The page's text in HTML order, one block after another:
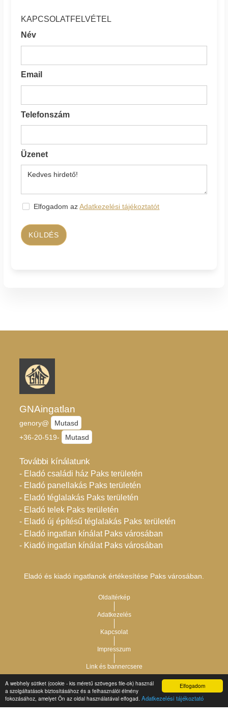
Elfogadom
A webhely sütiket (cookie - kis méretű szöveges file-ok) használ
a szolgáltatások biztosításához és a felhasználói élmény
fokozásához, amelyet Ön az oldal használatával elfogad. Adatkezelési tájékoztató
KAPCSOLATFELVÉTEL
Név
Email
Telefonszám
Üzenet
Elfogadom azAdatkezelési tájékoztatót
KÜLDÉS
GNAingatlan
genory@
Mutasd
+36-20-519-
Mutasd
További kínálatunk
- Eladó családi ház Paks területén
- Eladó panellakás Paks területén
- Eladó téglalakás Paks területén
- Eladó telek Paks területén
- Eladó új építésű téglalakás Paks területén
- Eladó ingatlan kínálat Paks városában
- Kiadó ingatlan kínálat Paks városában
Eladó és kiadó ingatlanok értékesítése Paks városában.
Oldaltérkép
Adatkezelés
Kapcsolat
Impresszum
Link és bannercsere
Copyright © 2021.Vár-Köz Kft. - Ingatlan nyilvántartó, ügyviteli és
adminisztrációs szoftver